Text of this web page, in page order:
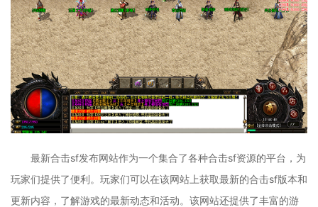
最新合击sf发布网站作为一个集合了各种合击sf资源的平台，为
玩家们提供了便利。玩家们可以在该网站上获取最新的合击sf版本和
更新内容，了解游戏的最新动态和活动。该网站还提供了丰富的游